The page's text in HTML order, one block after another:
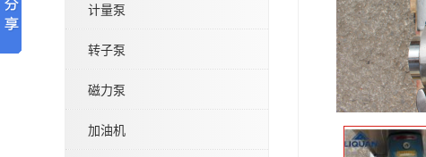
计量泵
转子泵
磁力泵
加油机
IHG立式管道离心泵-不锈钢IHGB